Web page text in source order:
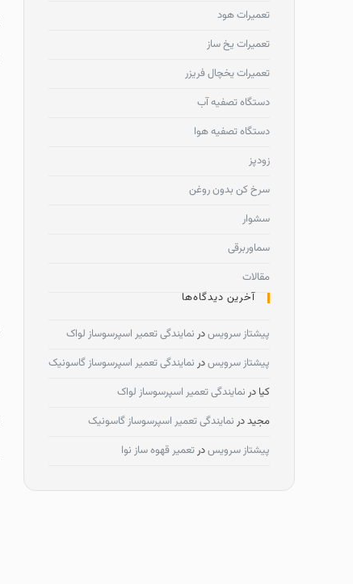
تعمیرات هود
تعمیرات یخ ساز
تعمیرات یخچال فریزر
دستگاه تصفیه آب
دستگاه تصفیه هوا
زودپز
سرخ کن بدون روغن
سشوار
سماوربرقی
مقالات
آخرین دیدگاه‌ها
پیشتاز سرویسدر نمایندگی تعمیر اسپرسوساز لواک
پیشتاز سرویسدر نمایندگی تعمیر اسپرسوساز گاسونیک
کیا در نمایندگی تعمیر اسپرسوساز لواک
مجیددر نمایندگی تعمیر اسپرسوساز گاسونیک
پیشتاز سرویسدرتعمیر قهوه ساز نوا